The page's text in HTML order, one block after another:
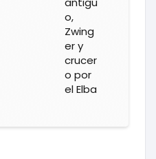
o,
Zwing
er y
crucer
o por
el Elba